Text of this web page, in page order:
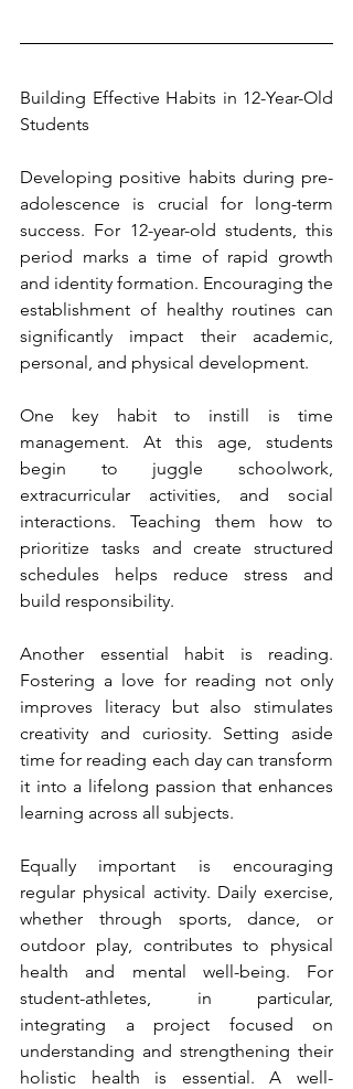
Building Effective Habits in 12-Year-Old
Students
Developing positive habits during pre-
adolescence is crucial for long-term
success. For 12-year-old students, this
period marks a time of rapid growth
and identity formation. Encouraging the
establishment of healthy routines can
significantly impact their academic,
personal, and physical development.
One key habit to instill is time
management. At this age, students
begin to juggle schoolwork,
extracurricular activities, and social
interactions. Teaching them how to
prioritize tasks and create structured
schedules helps reduce stress and
build responsibility.
Another essential habit is reading.
Fostering a love for reading not only
improves literacy but also stimulates
creativity and curiosity. Setting aside
time for reading each day can transform
it into a lifelong passion that enhances
learning across all subjects.
Equally important is encouraging
regular physical activity. Daily exercise,
whether through sports, dance, or
outdoor play, contributes to physical
health and mental well-being. For
student-athletes, in particular,
integrating a project focused on
understanding and strengthening their
holistic health is essential. A well-